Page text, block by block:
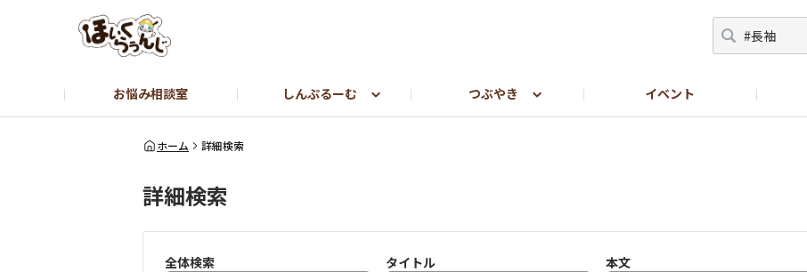
お悩み相談室 しんぷるーむ
しんぷるーむ
つぶやき
つぶやき
イベント
転職をお考えの方はこちら【しんぷる保育】
ホーム 詳細検索
詳細検索
全体検索 タイトル 本文